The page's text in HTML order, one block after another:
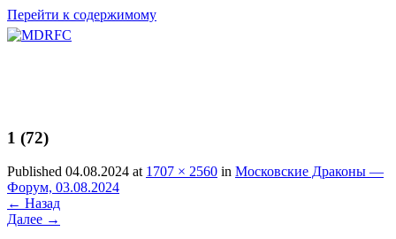
Перейти к содержимому
1 (72)
Published 04.08.2024 at 1707 × 2560 in Московские Драконы —
Форум, 03.08.2024
← Назад
Далее →